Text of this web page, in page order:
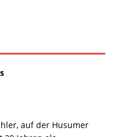
auf der Husumer